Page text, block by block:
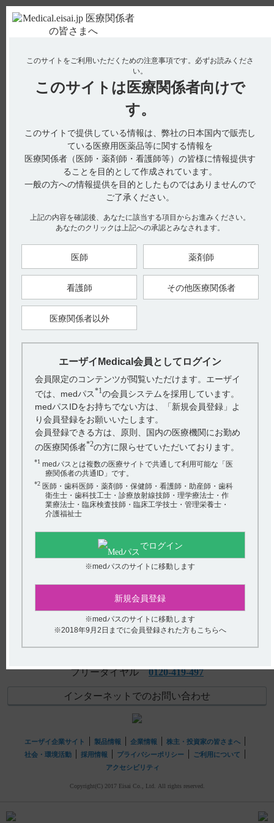
使用期限検索 Drug Information
No : 3063
【サイレース・注射】 用法及び用量や投与時の
注意事項について教えてください。
電子添文には、用法及び用量に関する以下の記載があります。
6. 用法及び用量（引用1）
本剤は用時注射用蒸留水にて2倍以上に希釈調製し、できるだ
け緩徐に（フルニトラゼパムとして1mgを1分以上かけて）静
脈内に注射する。
用量は通常成人に対し全身麻酔の導入としてはフルニトラゼパ
ムとして体重1kgあたり0.02～0.03mg、局所麻酔時の鎮静とし
し、必要に応じて初回量の半量ないし同量を追加投与する。
なお、患者の年齢、感受性、全身状態、手術術式、麻酔方法な
どに応じて適宜増減する。
1）サイレース静注2mg電子添文 2023年4月改訂（第1版） 6. 用
法及び用量
2025年月
戻る
関連するQ&A
【サイレース・注射】 投与時や調製時などで、注意する
ことはありますか？
【テラプチク】 保管方法について教えてください。
移を教えてください。
【ベサコリン】 高齢者への投与について教えてくださ
【サイレース・錠】 副作用について教えてください。
アンケート:ご意見をお聞かせください
(選択してください)
送信する
このサイトをご利用いただくための注意事項です。 必ずお読みくださ
い。
このサイトは 医療関係者向けで
す。
このサイトで提供している情報は、弊社の日本国内で販売し
ている医療用医薬品等に関する情報を
医療関係者（医師・薬剤師・看護師等）の皆様に情報提供す
ることを目的として作成されています。
一般の方への情報提供を目的としたものではありませんので
ご了承ください。
上記の内容を確認後、あなたに該当する項目からお進みください。
あなたのクリックは上記への承認とみなされます。
医師 薬剤師
看護師 その他医療関係者
医療関係者以外
エーザイMedical会員としてログイン
会員限定のコンテンツが閲覧いただけます。エーザイ
では、medパス*1の会員システムを採用しています。
medパスIDをお持ちでない方は、「新規会員登録」よ
り会員登録をお願いいたします。
会員登録できる方は、原則、国内の医療機関にお勤め
の医療関係者*2の方に限らせていただいております。
*1 medパスとは複数の医療サイトで共通して利用可能な「医
療関係者の共通ID」です。
*2 医師・歯科医師・薬剤師・保健師・看護師・助産師・歯科
衛生士・歯科技工士・診療放射線技師・理学療法士・作
業療法士・臨床検査技師・臨床工学技士・管理栄養士・
介護福祉士
でログイン
※medパスのサイトに移動します
新規会員登録
※medパスのサイトに移動します
※2018年9月2日までに会員登録された方もこちらへ
フリーダイヤル0120-419-497
インターネットでのお問い合わせ
エーザイ企業サイト 製品情報 企業情報
株主・投資家の皆さまへ
社会・環境活動
採用情報 プライバシーポリシー
ご利用について
アクセシビリティ
Copyright(C) 2017 Eisai Co., Ltd. All rights reserved.